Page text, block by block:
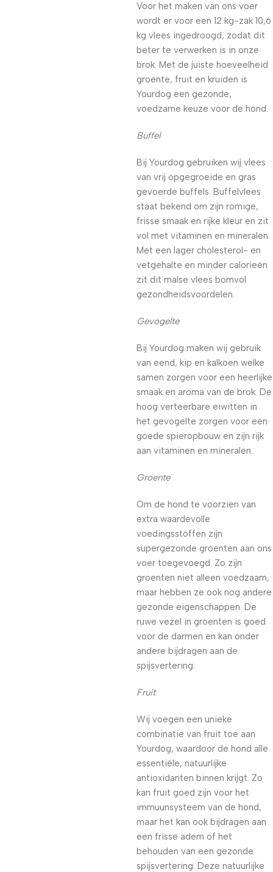
Voor het maken van ons voer
wordt er voor een 12 kg-zak 10,6
kg vlees ingedroogd, zodat dit
beter te verwerken is in onze
brok. Met de juiste hoeveelheid
groente, fruit en kruiden is
Yourdog een gezonde,
voedzame keuze voor de hond.
Buffel
Bij Yourdog gebruiken wij vlees
van vrij opgegroeide en gras
gevoerde buffels. Buffelvlees
staat bekend om zijn romige,
frisse smaak en rijke kleur en zit
vol met vitaminen en mineralen.
Met een lager cholesterol- en
vetgehalte en minder calorieën
zit dit malse vlees bomvol
gezondheidsvoordelen.
Gevogelte
Bij Yourdog maken wij gebruik
van eend, kip en kalkoen welke
samen zorgen voor een heerlijke
smaak en aroma van de brok. De
hoog verteerbare eiwitten in
het gevogelte zorgen voor een
goede spieropbouw en zijn rijk
aan vitaminen en mineralen.
Groente
Om de hond te voorzien van
extra waardevolle
voedingsstoffen zijn
supergezonde groenten aan ons
voer toegevoegd. Zo zijn
groenten niet alleen voedzaam,
maar hebben ze ook nog andere
gezonde eigenschappen. De
ruwe vezel in groenten is goed
voor de darmen en kan onder
andere bijdragen aan de
spijsvertering.
Fruit
Wij voegen een unieke
combinatie van fruit toe aan
Yourdog, waardoor de hond alle
essentiële, natuurlijke
antioxidanten binnen krijgt. Zo
kan fruit goed zijn voor het
immuunsysteem van de hond,
maar het kan ook bijdragen aan
een frisse adem of het
behouden van een gezonde
spijsvertering. Deze natuurlijke